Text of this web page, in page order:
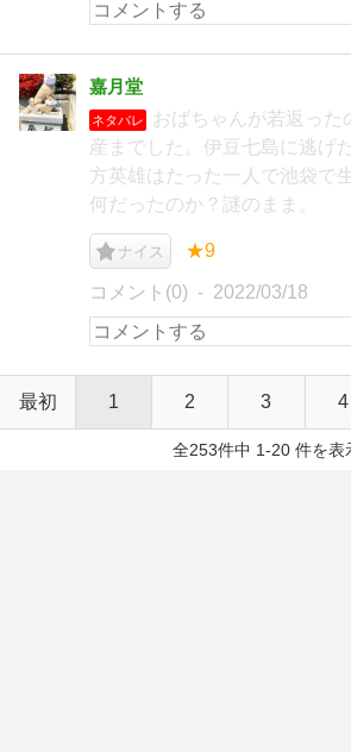
嘉月堂
ネタバレ
おばちゃんが若返った
産までした。伊豆七島に逃げ
方英雄はたった一人で池袋で
何だったのか？謎のまま。
ナイス ★9
コメント(0) 2022/03/18
最初 1 2 3 4
全253件中 1-20 件を表